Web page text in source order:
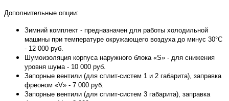
Дополнительные опции:
Зимний комплект - предназначен для работы холодильной
машины при температуре окружающего воздуха до минус 30°С
- 12 000 руб.
Шумоизоляция корпуса наружного блока «S» - для снижения
уровня шума - 10 000 руб.
Запорные вентили (для сплит-систем 1 и 2 габарита), заправка
фреоном «V» - 7 000 руб.
Запорные вентили (для сплит-систем 3 габарита), заправка